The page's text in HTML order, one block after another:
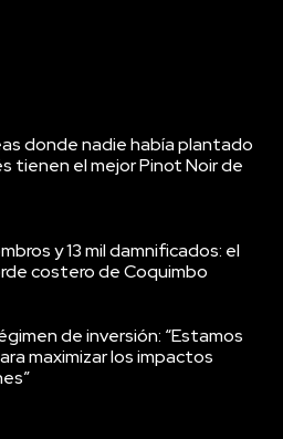
donde nadie había plantado
tienen el mejor Pinot Noir de
y 13 mil damnificados: el
costero de Coquimbo
de inversión: “Estamos
maximizar los impactos
de Santiago infiltraron
diez días (y el mérito es de